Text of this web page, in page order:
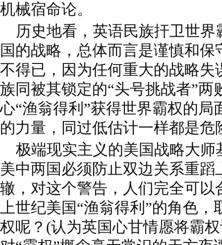
机械宿命论。
历史地看，英语民族扞卫世界
国的战略，总体而言是谨慎和
不得已，因为任何重大的战略失
族同被其锁定的“头号挑战者”两
心“渔翁得利”获得世界霸权的局
的力量，同过低估计一样都是危
极端现实主义的美国战略大师
美中两国必须防止双边关系重蹈
辙，对这个警告，人们完全可以
上世纪美国“渔翁得利”的角色，
权呢？(认为英国心甘情愿将霸